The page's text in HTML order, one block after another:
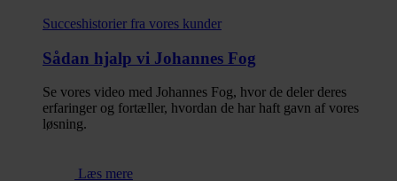
Succes­historier fra vores kunder
Sådan hjalp vi Johannes Fog
Se vores video med Johannes Fog, hvor de deler deres
erfaringer og fortæller, hvordan de har haft gavn af vores
løsning.
Læs mere